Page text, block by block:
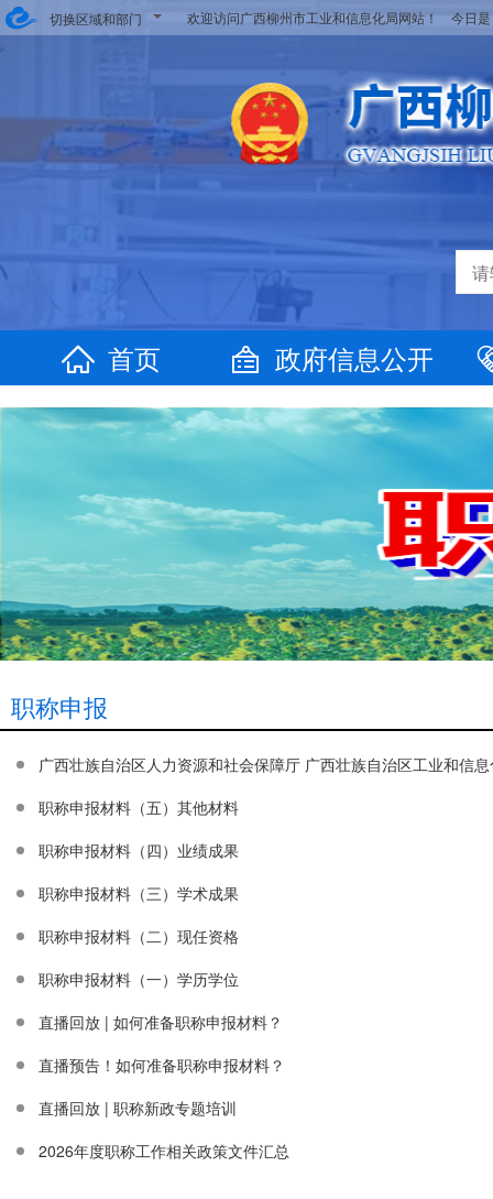
切换区域和部门 欢迎访问广西柳州市工业和信息化局网站！ 今日
首页 政府信息公开
职称申报
职称申报材料（五）其他材料
职称申报材料（四）业绩成果
职称申报材料（三）学术成果
职称申报材料（二）现任资格
职称申报材料（一）学历学位
直播回放 | 如何准备职称申报材料？
直播预告！如何准备职称申报材料？
直播回放 | 职称新政专题培训
2026年度职称工作相关政策文件汇总